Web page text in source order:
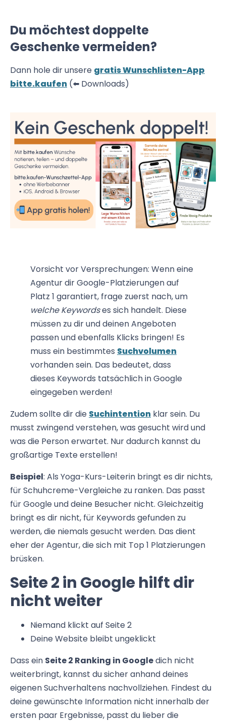
Du möchtest doppelte
Geschenke vermeiden?
Dann hole dir unsere gratis Wunschlisten-App
bitte.kaufen (⬅️ Downloads)
Vorsicht vor Versprechungen: Wenn eine
Agentur dir Google-Platzierungen auf
Platz 1 garantiert, frage zuerst nach, um
welche Keywordses sich handelt. Diese
müssen zu dir und deinen Angeboten
passen und ebenfalls Klicks bringen! Es
muss ein bestimmtes Suchvolumen
vorhanden sein. Das bedeutet, dass
dieses Keywords tatsächlich in Google
eingegeben werden!
Zudem sollte dir die Suchintention klar sein. Du
musst zwingend verstehen, was gesucht wird und
was die Person erwartet. Nur dadurch kannst du
großartige Texte erstellen!
Beispiel: Als Yoga-Kurs-Leiterin bringt es dir nichts,
für Schuhcreme-Vergleiche zu ranken. Das passt
für Google und deine Besucher nicht. Gleichzeitig
bringt es dir nicht, für Keywords gefunden zu
werden, die niemals gesucht werden. Das dient
eher der Agentur, die sich mit Top 1 Platzierungen
brüsken.
Seite 2 in Google hilft dir
nicht weiter
Niemand klickt auf Seite 2
Deine Website bleibt ungeklickt
Dass ein Seite 2 Ranking in Googledich nicht
weiterbringt, kannst du sicher anhand deines
eigenen Suchverhaltens nachvollziehen. Findest du
deine gewünschte Information nicht innerhalb der
ersten paar Ergebnisse, passt du lieber die